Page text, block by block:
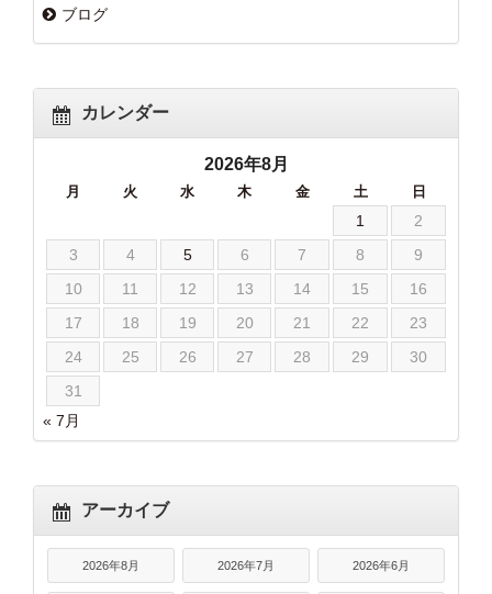
ブログ
カレンダー
2026年8月
月 火 水 木 金 土 日
1
2
3
4 5 6 7 8
9
10
11 12 13 14 15
16
17
18 19 20 21 22
23
24
25 26 27 28 29
30
31
« 7月
アーカイブ
2026年8月 2026年7月 2026年6月